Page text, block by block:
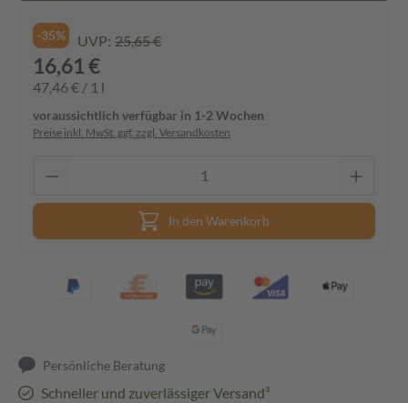
-35% UVP: 25,65 €
16,61 €
47,46 € / 1 l
voraussichtlich verfügbar in 1-2 Wochen
Preise inkl. MwSt. ggf. zzgl. Versandkosten
In den Warenkorb
Persönliche Beratung
Schneller und zuverlässiger Versand³